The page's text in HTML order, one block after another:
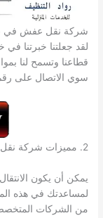
شركة نقل عفش في
لقد جعلتنا خبرتنا
قطاعنا وتسمح لنا
سوي الاتصال على
2. مميزات شركة نقل عفش الرواد
يمكن أن يكون
لمساعدتك في هذه
من الشركات